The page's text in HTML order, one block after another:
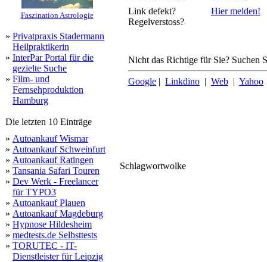
Faszination Astrologie
» Privatpraxis Stadermann
Heilpraktikerin
» InterPar Portal für die
gezielte Suche
» Film- und
Fernsehproduktion
Hamburg
Die letzten 10 Einträge
» Autoankauf Wismar
» Autoankauf Schweinfurt
» Autoankauf Ratingen
» Tansania Safari Touren
» Dev Werk - Freelancer
für TYPO3
» Autoankauf Plauen
» Autoankauf Magdeburg
» Hypnose Hildesheim
» medtests.de Selbsttests
» TORUTEC - IT-
Dienstleister für Leipzig
Link defekt?
Regelverstoss?
Hier melden!
Nicht das Richtige für Sie? Suchen
Google | Linkdino | Web | Yahoo
Schlagwortwolke
singer